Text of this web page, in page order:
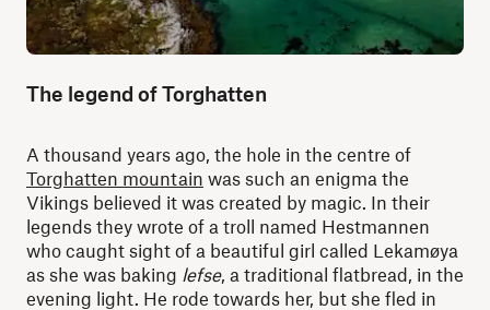
The legend of Torghatten
A thousand years ago, the hole in the centre of
Torghatten mountain was such an enigma the
Vikings believed it was created by magic. In their
legends they wrote of a troll named Hestmannen
who caught sight of a beautiful girl called Lekamøya
as she was baking lefse, a traditional flatbread, in the
evening light. He rode towards her, but she fled in